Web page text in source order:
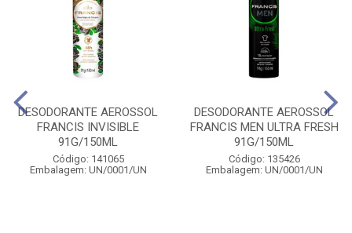
DESODORANTE AEROSSOL
FRANCIS INVISIBLE
91G/150ML
Código: 141065
Embalagem: UN/0001/UN
DESODORANTE AEROSSOL
FRANCIS MEN ULTRA FRESH
91G/150ML
Código: 135426
Embalagem: UN/0001/UN